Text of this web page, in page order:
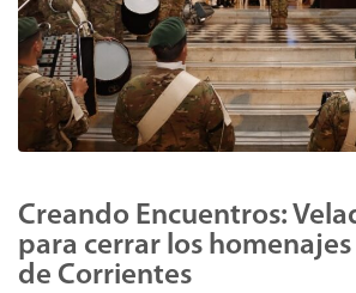
Creando Encuentros:
para cerrar los
de Corrientes